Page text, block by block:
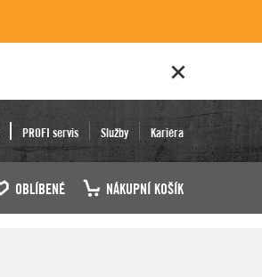
PROFI servis Služby Kariéra
OBLÍBENÉ NÁKUPNÍ KOŠÍK